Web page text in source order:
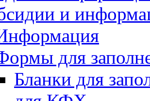
и
для
Бланки для